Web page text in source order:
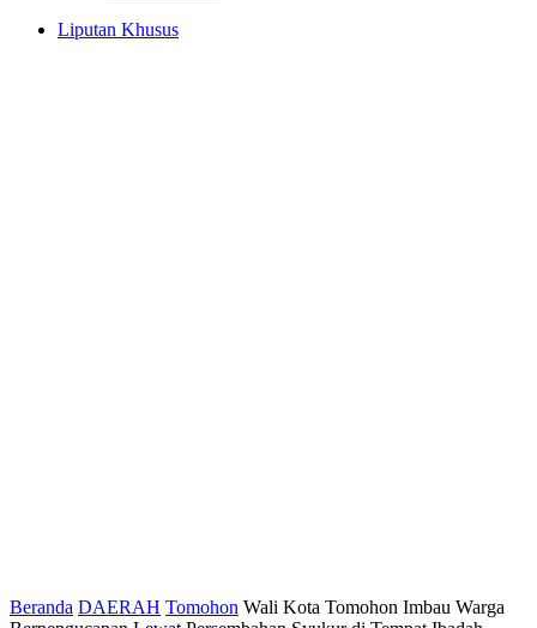
Liputan Khusus
Beranda DAERAH Tomohon Wali Kota Tomohon Imbau Warga